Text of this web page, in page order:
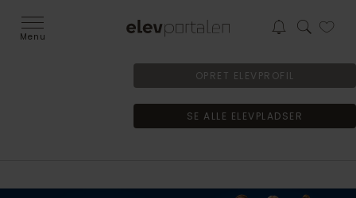
Menu
OPRET ELEVPROFIL
SE ALLE ELEVPLADSER